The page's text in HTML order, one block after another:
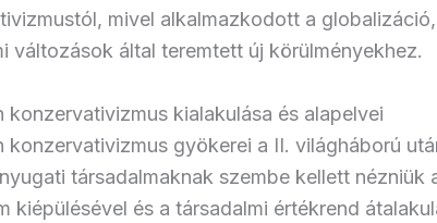
mivel alkalmazkodott a
változások által teremtett új körülményekhez.
konzervativizmus kialakulása és alapelvei
konzervativizmus gyökerei a II. világháború
társadalmaknak szembe kellett nézniük
kiépülésével és a társadalmi értékrend